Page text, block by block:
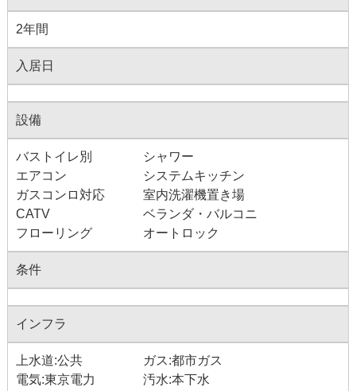
2年間
入居日
設備
バストイレ別
シャワー
エアコン
システムキッチン
ガスコンロ対応
室内洗濯機置き場
CATV
ベランダ・バルコニ
フローリング
オートロック
条件
インフラ
上水道:公共
ガス:都市ガス
電気:東京電力
汚水:本下水